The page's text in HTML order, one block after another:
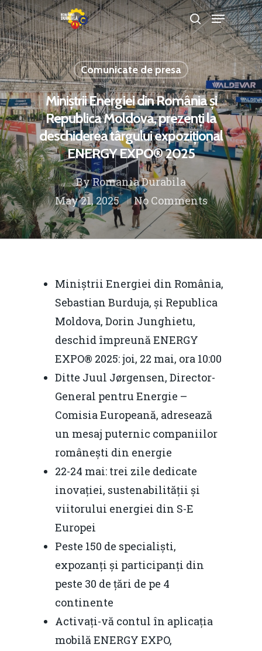
Hit enter to search or ESC to close
Comunicate de presa
Miniștrii Energiei din România și
Republica Moldova, prezenți la
deschiderea târgului expozițional
ENERGY EXPO® 2025
ByRomania Durabila
May 21, 2025
No Comments
Miniștrii Energiei din România,
Sebastian Burduja, și Republica
Moldova, Dorin Junghietu,
deschid împreună ENERGY
EXPO® 2025: joi, 22 mai, ora 10:00
Ditte Juul Jørgensen, Director-
General pentru Energie –
Comisia Europeană, adresează
un mesaj puternic companiilor
românești din energie
22-24 mai: trei zile dedicate
inovației, sustenabilității și
viitorului energiei din S-E
Europei
Peste 150 de specialiști,
expozanți și participanți din
peste 30 de țări de pe 4
continente
Activați-vă contul în aplicația
mobilă ENERGY EXPO,